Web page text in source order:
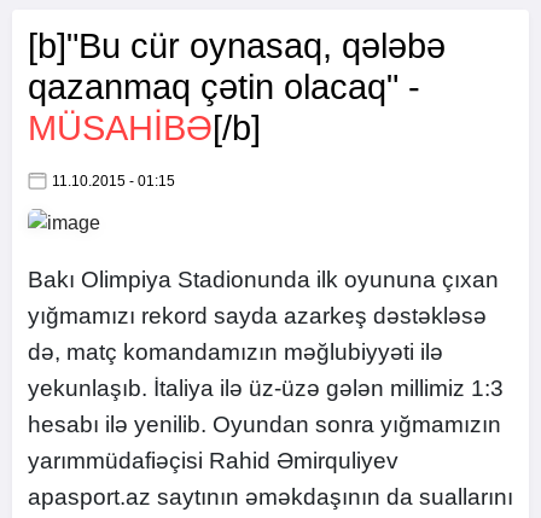
[b]"Bu cür oynasaq, qələbə
qazanmaq çətin olacaq" -
MÜSAHİBƏ[/b]
11.10.2015 - 01:15
Bakı Olimpiya Stadionunda ilk oyununa çıxan
yığmamızı rekord sayda azarkeş dəstəkləsə
də, matç komandamızın məğlubiyyəti ilə
yekunlaşıb. İtaliya ilə üz-üzə gələn millimiz 1:3
hesabı ilə yenilib. Oyundan sonra yığmamızın
yarımmüdafiəçisi Rahid Əmirquliyev
apasport.az saytının əməkdaşının da suallarını